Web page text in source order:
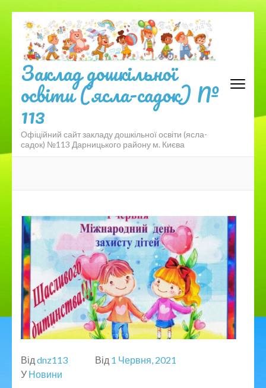
Перейти
вмісту
(натисніть
Enter)
Заклад дошкільної
освіти (ясла-садок) №
113
Офіційний сайт закладу дошкільної освіти (ясла-
садок) №113 Дарницького району м. Києва
Від dnz113 Від 1 Червня, 2021
У Новини